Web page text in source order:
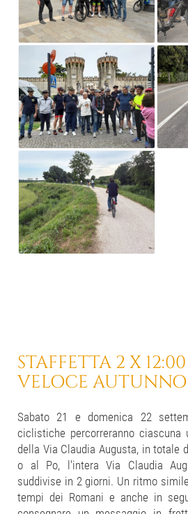
STAFFETTA 2 X 12:00
VELOCE
Sabato 21 e domenica 22
ciclistiche percorreranno
della Via Claudia Augusta, in totale
o al Po, l'intera Via Claudia
suddivise in 2 giorni. Un ritmo
tempi dei Romani e anche in